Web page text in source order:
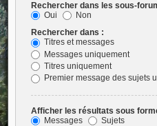
Rechercher dans les sous-
Oui
Non
Rechercher dans :
Titres et messages
Messages uniquement
Titres uniquement
Premier message des sujets
Afficher les résultats sous
Messages
Sujets